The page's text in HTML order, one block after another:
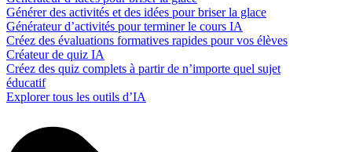
Générer des activités et des idées pour briser la glace
Générateur d’activités pour terminer le cours IA
Créez des évaluations formatives rapides pour vos élèves
Créateur de quiz IA
Créez des quiz complets à partir de n’importe quel sujet
éducatif
Explorer tous les outils d’IA